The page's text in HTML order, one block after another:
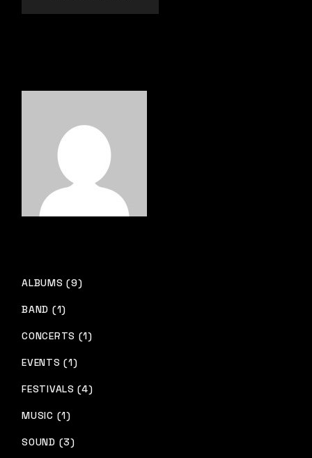
ALBUMS (9)
BAND (1)
CONCERTS (1)
EVENTS (1)
FESTIVALS (4)
MUSIC (1)
SOUND (3)